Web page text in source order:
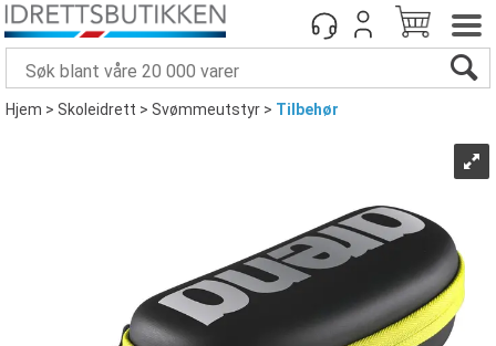
Hjem>Skoleidrett>Svømmeutstyr>Tilbehør